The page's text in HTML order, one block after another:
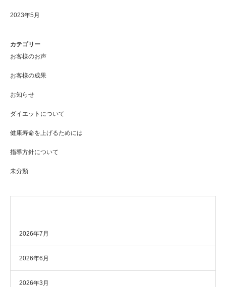
2023年5月
カテゴリー
お客様のお声
お客様の成果
お知らせ
ダイエットについて
健康寿命を上げるためには
指導方針について
未分類
2026年7月
2026年6月
2026年3月